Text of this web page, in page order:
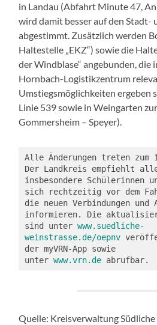
in Landau (Abfahrt Minute 47,
wird damit besser auf den Stadt-
abgestimmt. Zusätzlich werden
Haltestelle „EKZ“) sowie die
der Windblase“ angebunden, die
Hornbach-Logistikzentrum
Umstiegsmöglichkeiten ergeben
Linie 539 sowie in Weingarten
Gommersheim – Speyer).
Alle Änderungen treten
Der Landkreis empfiehlt
insbesondere Schülerinnen
sich rechtzeitig vor dem
die neuen Verbindungen
informieren. Die
sind unter www.suedliche-
weinstrasse.de/oepnv
der myVRN-App sowie
unter www.vrn.de abrufbar.
Quelle: Kreisverwaltung